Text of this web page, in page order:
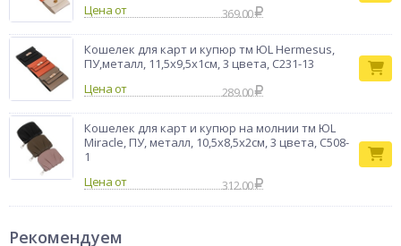
Цена от
369.00
Кошелек для карт и купюр тм ЮL Hermesus,
ПУ,металл, 11,5х9,5х1см, 3 цвета, С231-13
Цена от
289.00
Кошелек для карт и купюр на молнии тм ЮL
Miracle, ПУ, металл, 10,5х8,5х2см, 3 цвета, С508-
1
Цена от
312.00
Рекомендуем